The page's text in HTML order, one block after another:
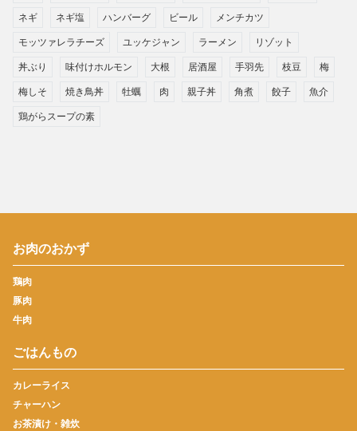
ネギ ネギ塩 ハンバーグ ビール メンチカツ
モッツァレラチーズ ユッケジャン ラーメン リゾット
丼ぶり 味付けホルモン 大根 居酒屋 手羽先 枝豆 梅
梅しそ 焼き鳥丼 牡蠣 肉 親子丼 角煮 餃子 魚介
鶏がらスープの素
お肉のおかず
鶏肉
豚肉
牛肉
ごはんもの
カレーライス
チャーハン
お茶漬け・雑炊